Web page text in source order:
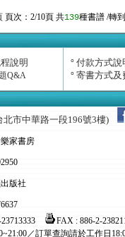
頁次： 2/10頁 共139種書譜 /轉到
說明
Q&A
° 付款方式說
° 寄書方式及
市中華路一段196號3樓)
家書房
版社
23713333
FAX : 886-2-
／訂單查詢請於工作日